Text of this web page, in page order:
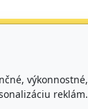
6:00 - 17:00